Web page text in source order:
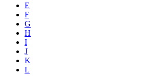
E
F
G
H
I
J
K
L